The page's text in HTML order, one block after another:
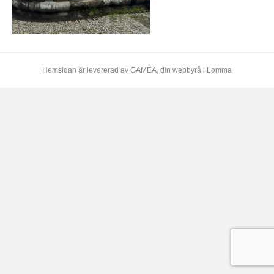
Hemsidan är levererad av GAMEA, din webbyrå i Lomma